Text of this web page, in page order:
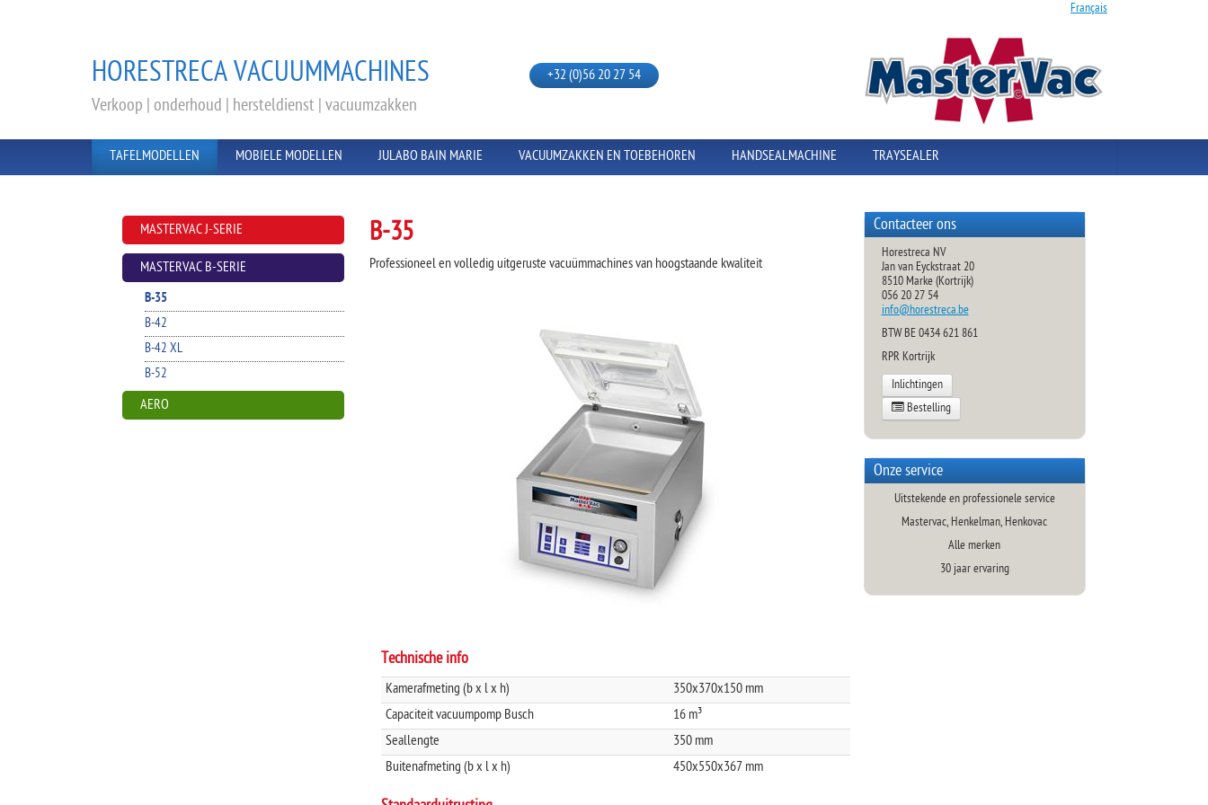
Français
HORESTRECA VACUUMMACHINES
Verkoop | onderhoud | hersteldienst | vacuumzakken
+32 (0)56 20 27 54
TAFELMODELLEN MOBIELE MODELLEN JULABO BAIN MARIE VACUUMZAKKEN EN TOEBEHOREN HANDSEALMACHINE TRAYSEALER
MASTERVAC J-SERIE
MASTERVAC B-SERIE
B-35
B-42
B-42 XL
B-52
AERO
B-35
Professioneel en volledig uitgeruste vacuümmachines van hoogstaande kwaliteit
Technische info
Kamerafmeting (b x l x h)
350x370x150 mm
Capaciteit vacuumpomp Busch
16 m³
Seallengte
350 mm
Buitenafmeting (b x l x h)
450x550x367 mm
Contacteer ons
Horestreca NV
Jan van Eyckstraat 20
8510 Marke (Kortrijk)
056 20 27 54
info@horestreca.be
BTW BE 0434 621 861
RPR Kortrijk
Inlichtingen
Bestelling
Onze service
Uitstekende en professionele service
Mastervac, Henkelman, Henkovac
Alle merken
30 jaar ervaring